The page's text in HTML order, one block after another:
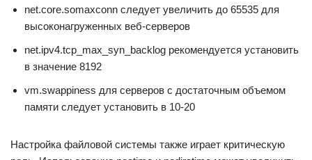
net.core.somaxconn следует увеличить до 65535 для
высоконагруженных веб-серверов
net.ipv4.tcp_max_syn_backlog рекомендуется установить
в значение 8192
vm.swappiness для серверов с достаточным объемом
памяти следует установить в 10-20
Настройка файловой системы также играет критическую